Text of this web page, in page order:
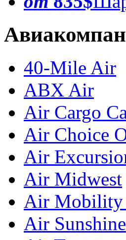
40-Mile Air
ABX Air
Air Cargo
Air Choice
Air
Air Midwest
Air Mobility
Air Sunshine